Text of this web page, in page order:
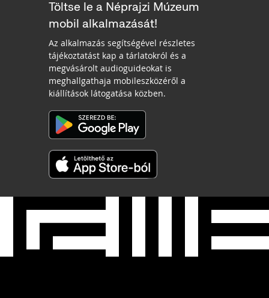
Töltse le a Néprajzi Múzeum
mobil alkalmazását!
Az alkalmazás segítségével részletes
tájékoztatást kap a tárlatokról és a
megvásárolt audioguideokat is
meghallgathaja mobileszközéről a
kiállítások látogatása közben.